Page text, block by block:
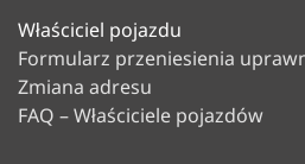
Aby uzyskać
gwarancji,
gwarancyjnych,
reklamowych oraz
sprzedażowych i
Kompleksowe
klientów włącznie
Wsparcie w
Właściciel pojazdu
Formularz przeniesienia
Zmiana adresu
FAQ – Właściciele pojazdów